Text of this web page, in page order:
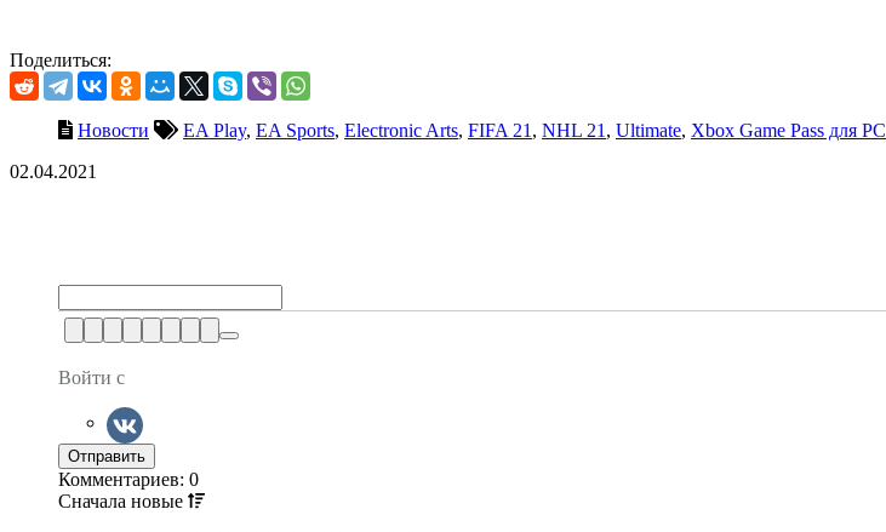
Поделиться:
Новости EA Play, EA Sports, Electronic Arts, FIFA 21 , NHL 21 , Ultimate, Xbox Game Pass для PC
02.04.2021
Войти с
Комментариев: 0
Сначала новые